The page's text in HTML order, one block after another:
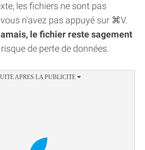
les fichiers ne sont pas
n'avez pas appuyé sur ⌘V.
le fichier reste sagement
de perte de données.